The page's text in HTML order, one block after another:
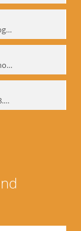
Phoenix Ensemble und Gennadij Bogdanow; BM-img-105-10
Martin Engler und Gennadij Bogdanow; BM-img-113
Diskussion im bat-Studiotheater, 18.09.1995; BM-img-127-3